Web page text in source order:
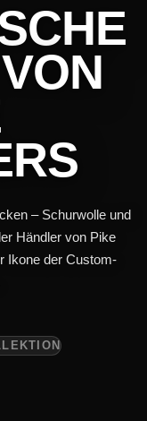
– Schurwolle und
Händler von Pike
Ikone der Custom-